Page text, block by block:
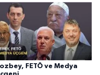
FETÖ ve Medya